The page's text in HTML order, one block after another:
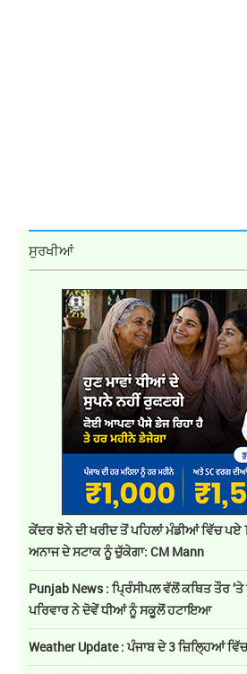
ਸੁਰਖੀਆਂ
ਕੇਂਦਰ ਝੋਨੇ ਦੀ ਖਰੀਦ ਤੋਂ ਪਹਿਲਾਂ ਮੰਡੀਆਂ ਵਿੱਚ ਪਏ
ਅਨਾਜ ਦੇ ਸਟਾਕ ਨੂੰ ਚੁੱਕੇਗਾ: CM Mann
Punjab News : ਪ੍ਰਿੰਸੀਪਲ ਵੱਲੋਂ ਕਥਿਤ ਤੌਰ ’ਤੇ
ਪਰਿਵਾਰ ਨੇ ਦੋਵੇਂ ਧੀਆਂ ਨੂੰ ਸਕੂਲੋਂ ਹਟਾਇਆ
Weather Update : ਪੰਜਾਬ ਦੇ 3 ਜ਼ਿਲ੍ਹਿਆਂ ਵਿੱਚ